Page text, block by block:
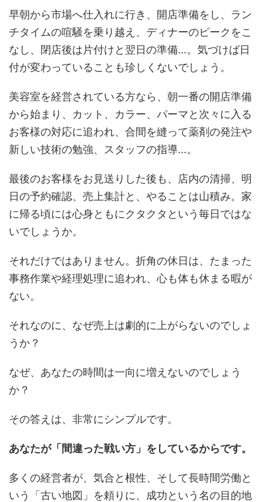
早朝から市場へ仕入れに行き、開店準備をし、ラン
チタイムの喧騒を乗り越え、ディナーのピークをこ
なし、閉店後は片付けと翌日の準備…。気づけば日
付が変わっていることも珍しくないでしょう。
美容室を経営されている方なら、朝一番の開店準備
から始まり、カット、カラー、パーマと次々に入る
お客様の対応に追われ、合間を縫って薬剤の発注や
新しい技術の勉強、スタッフの指導…。
最後のお客様をお見送りした後も、店内の清掃、明
日の予約確認、売上集計と、やることは山積み。家
に帰る頃には心身ともにクタクタという毎日ではな
いでしょうか。
それだけではありません。折角の休日は、たまった
事務作業や経理処理に追われ、心も体も休まる暇が
ない。
それなのに、なぜ売上は劇的に上がらないのでしょ
うか？
なぜ、あなたの時間は一向に増えないのでしょう
か？
その答えは、非常にシンプルです。
あなたが「間違った戦い方」をしているからです。
多くの経営者が、気合と根性、そして長時間労働と
いう「古い地図」を頼りに、成功という名の目的地